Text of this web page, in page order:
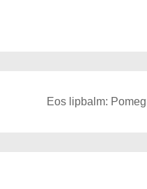
Next
Eos lipbalm: